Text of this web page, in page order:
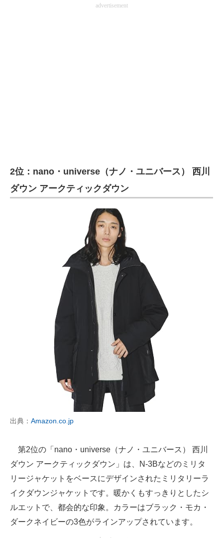
advertisement
2位：nano・universe（ナノ・ユニバース） 西川
ダウン アークティックダウン
出典： Amazon.co.jp
第2位の「nano・universe（ナノ・ユニバース） 西川
ダウン アークティックダウン」は、N-3Bなどのミリタ
リージャケットをベースにデザインされたミリタリーラ
イクダウンジャケットです。暖かくもすっきりとしたシ
ルエットで、都会的な印象。カラーはブラック・モカ・
ダークネイビーの3色がラインアップされています。